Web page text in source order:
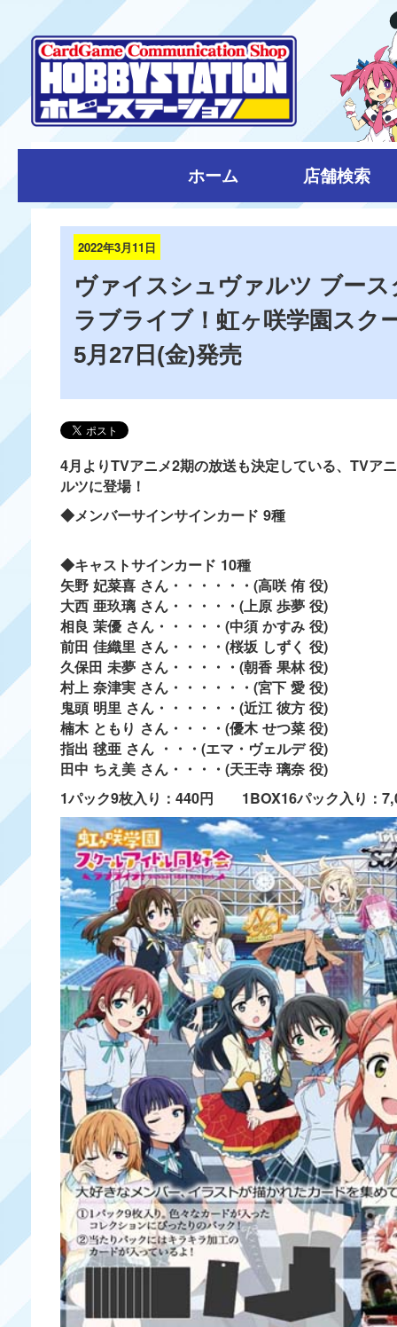
ホーム 店舗検索
2022年3月11日
ヴァイスシュヴァルツ ブー
ラブライブ！虹ヶ咲学園スク
5月27日(金)発売
4月よりTVアニメ2期の放送も決定している、TVア
ルツに登場！
◆メンバーサインサインカード 9種
◆キャストサインカード 10種
矢野 妃菜喜 さん・・・・・・(高咲 侑 役)
大西 亜玖璃 さん・・・・・(上原 歩夢 役)
相良 茉優 さん・・・・・(中須 かすみ 役)
前田 佳織里 さん・・・・(桜坂 しずく 役)
久保田 未夢 さん・・・・・(朝香 果林 役)
村上 奈津実 さん・・・・・・(宮下 愛 役)
鬼頭 明里 さん・・・・・・(近江 彼方 役)
楠木 ともり さん・・・・(優木 せつ菜 役)
指出 毬亜 さん ・・・(エマ・ヴェルデ 役)
田中 ちえ美 さん・・・・(天王寺 璃奈 役)
1パック9枚入り：440円 1BOX16パック入り：